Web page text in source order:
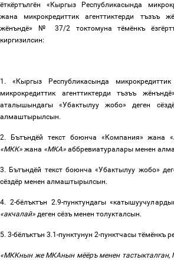
ёткёртългён « Кыргыз Республикасында
жана
микрокредиттик агенттиктерди тъзъъ
жёнъндё» № 37/2 токтомуна тёмёнкъ
киргизилсин:
1. « Кыргыз Республикасында микрокредиттик
микрокредиттик
агенттиктерди тъзъъ жёнъндё
аталышындагы «Убактылуу жобо» деген
алмаштырылсын.
2. Бътъндёй текст боюнча «Компания» жана
«МКК» жана «МКА» аббревиатуралары менен
3. Бътъндёй текст боюнча «Убактылуу жобо»
сёздёр менен алмаштырылсын.
4. 2-бёлъктън 2.9-пунктундагы
«акчалай» деген сёзъ менен толукталсын.
5. 3-бёлъктън 3.1-пунктунун 2-пунктчасы тёмёнкъ
«МККнын же МКАнын мёёръ менен